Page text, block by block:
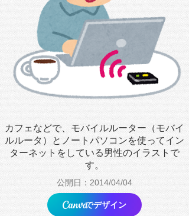
カフェなどで、モバイルルーター（モバイ
ルルータ）とノートパソコンを使ってイン
ターネットをしている男性のイラストで
す。
公開日：2014/04/04
でデザイン